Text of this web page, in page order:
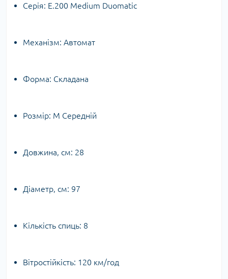
Серія: E.200 Medium Duomatic
Механізм: Автомат
Форма: Складана
Розмір: M Середній
Довжина, см: 28
Діаметр, см: 97
Кількість спиць: 8
Вітростійкість: 120 км/год